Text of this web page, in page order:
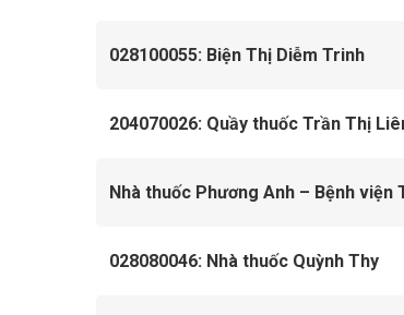
028100055: Biện Thị Diễm Trinh
204070026: Quầy thuốc Trần Thị
Nhà thuốc Phương Anh – Bệnh viện
028080046: Nhà thuốc Quỳnh Thy